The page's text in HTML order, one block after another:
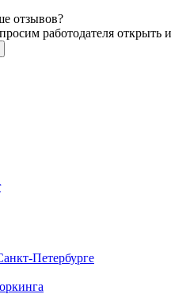
отзывов?
работодателя открыть
Петербурге